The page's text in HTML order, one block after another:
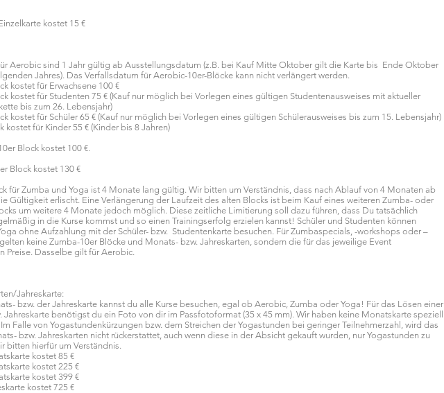
kostet 15 €
Aerobic sind 1 Jahr gültig ab Ausstellungsdatum (z.B. bei Kauf Mitte Oktober gilt die Karte bis Ende Oktober
Jahres). Das Verfallsdatum für Aerobic-10er-Blöcke kann nicht verlängert werden.
kostet für Erwachsene 100 €
kostet für Studenten 75 € (Kauf nur möglich bei Vorlegen eines gültigen Studentenausweises mit aktueller
bis zum 26. Lebensjahr)
kostet für Schüler 65 € (Kauf nur möglich bei Vorlegen eines gültigen Schülerausweises bis zum 15. Lebensjahr)
kostet für Kinder 55 € (Kinder bis 8 Jahren)
Block kostet 100 €.
Block kostet 130 €
für Zumba und Yoga ist 4 Monate lang gültig. Wir bitten um Verständnis, dass nach Ablauf von 4 Monaten ab
Gültigkeit erlischt. Eine Verlängerung der Laufzeit des alten Blocks ist beim Kauf eines weiteren Zumba- oder
um weitere 4 Monate jedoch möglich. Diese zeitliche Limitierung soll dazu führen, dass Du tatsächlich
in die Kurse kommst und so einen Trainingserfolg erzielen kannst! Schüler und Studenten können
ohne Aufzahlung mit der Schüler- bzw. Studentenkarte besuchen. Für Zumbaspecials, -workshops oder –
keine Zumba-10er Blöcke und Monats- bzw. Jahreskarten, sondern die für das jeweilige Event
Preise. Dasselbe gilt für Aerobic.
Jahreskarte:
bzw. der Jahreskarte kannst du alle Kurse besuchen, egal ob Aerobic, Zumba oder Yoga! Für das Lösen einer
Jahreskarte benötigst du ein Foto von dir im Passfotoformat (35 x 45 mm). Wir haben keine Monatskarte speziell
Falle von Yogastundenkürzungen bzw. dem Streichen der Yogastunden bei geringer Teilnehmerzahl, wird das
bzw. Jahreskarten nicht rückerstattet, auch wenn diese in der Absicht gekauft wurden, nur Yogastunden zu
bitten hierfür um Verständnis.
kostet 85 €
kostet 225 €
kostet 399 €
kostet 725 €